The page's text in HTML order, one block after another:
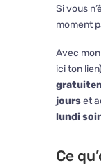
Si vous
moment
Avec
ici ton
jourset
lundi
Ce